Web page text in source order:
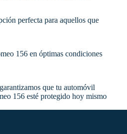
perfecta para aquellos que
156 en óptimas condiciones
que tu automóvil
156 esté protegido hoy mismo